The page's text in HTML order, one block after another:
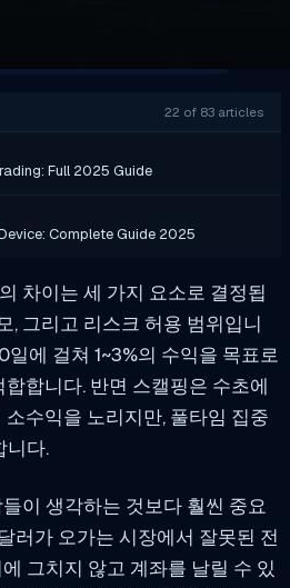
22 of 83 articles
Full 2025 Guide
Complete Guide 2025
차이는 세 가지 요소로 결정됩
, 그리고 리스크 허용 범위입니
일에 걸쳐 1~3%의 수익을 목표로
합니다. 반면 스캘핑은 수초에
소수익을 노리지만, 풀타임 집중
니다.
이 생각하는 것보다 훨씬 중요
러가 오가는 시장에서 잘못된 전
그치지 않고 계좌를 날릴 수 있